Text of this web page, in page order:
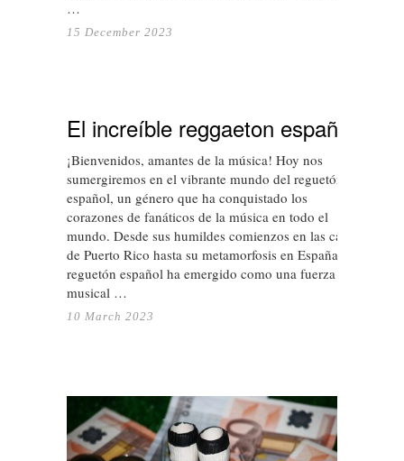
…
15 December 2023
El increíble reggaeton español
¡Bienvenidos, amantes de la música! Hoy nos
sumergiremos en el vibrante mundo del reguetón
español, un género que ha conquistado los
corazones de fanáticos de la música en todo el
mundo. Desde sus humildes comienzos en las calles
de Puerto Rico hasta su metamorfosis en España, el
reguetón español ha emergido como una fuerza
musical …
10 March 2023